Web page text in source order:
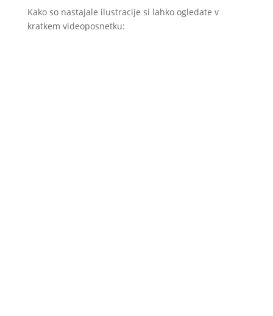
Kako so nastajale ilustracije si lahko ogledate v
kratkem videoposnetku: